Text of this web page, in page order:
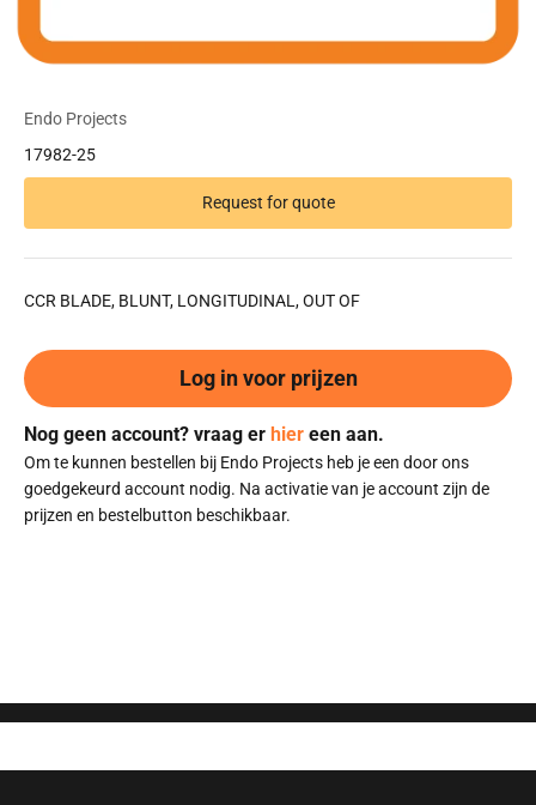
Endo Projects
17982-25
Request for quote
CCR BLADE, BLUNT, LONGITUDINAL, OUT OF
Log in voor prijzen
Nog geen account? vraag er hier een aan.
Om te kunnen bestellen bij Endo Projects heb je een door ons
goedgekeurd account nodig. Na activatie van je account zijn de
prijzen en bestelbutton beschikbaar.